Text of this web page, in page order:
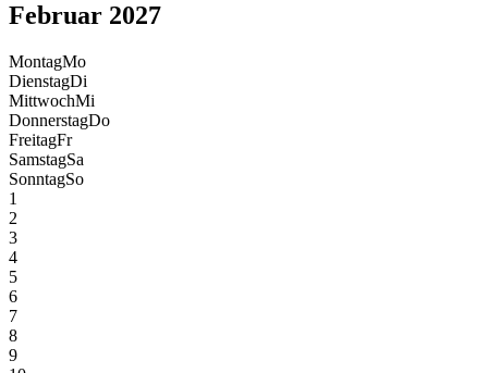
Februar 2027
MontagMo
DienstagDi
MittwochMi
DonnerstagDo
FreitagFr
SamstagSa
SonntagSo
1
2
3
4
5
6
7
8
9